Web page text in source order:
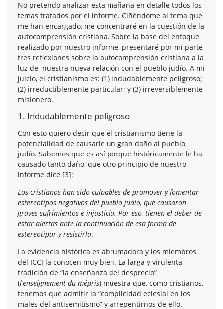
No pretendo analizar esta mañana en detalle todos los
temas tratados por el informe. Ciñéndome al tema que
me han encargado, me concentraré en la cuestión de la
autocomprensión cristiana. Sobre la base del enfoque
realizado por nuestro informe, presentaré por mi parte
tres reflexiones sobre la autocomprensión cristiana a la
luz de nuestra nueva relación con el pueblo judío. A mi
juicio, el cristianismo es: (1) indudablemente peligroso;
(2) irreductiblemente particular; y (3) irreversiblemente
misionero.
1. Indudablemente peligroso
Con esto quiero decir que el cristianismo tiene la
potencialidad de causarle un gran daño al pueblo
judío. Sabemos que es así porque históricamente le ha
causado tanto daño, que otro principio de nuestro
informe dice [3]:
Los cristianos han sido culpables de promover y fomentar
estereotipos negativos del pueblo judío, que causaron
graves sufrimientos e injusticia. Por eso, tienen el deber de
estar alertas ante la continuación de esa forma de
estereotipar y resistirla.
La evidencia histórica es abrumadora y los miembros
del ICCJ la conocen muy bien. La larga y virulenta
tradición de “la enseñanza del desprecio”
(l’enseignement du mépris) muestra que, como cristianos,
tenemos que admitir la “complicidad eclesial en los
males del antisemitismo” y arrepentirnos de ello.